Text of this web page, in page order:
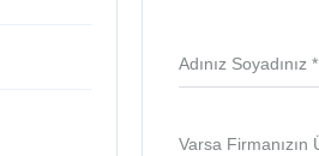
Adınız Soyadınız *
Varsa Firmanızın